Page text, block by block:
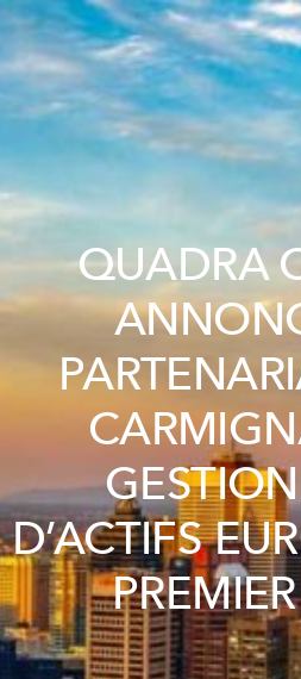
QUADRA
D’ACTIFS